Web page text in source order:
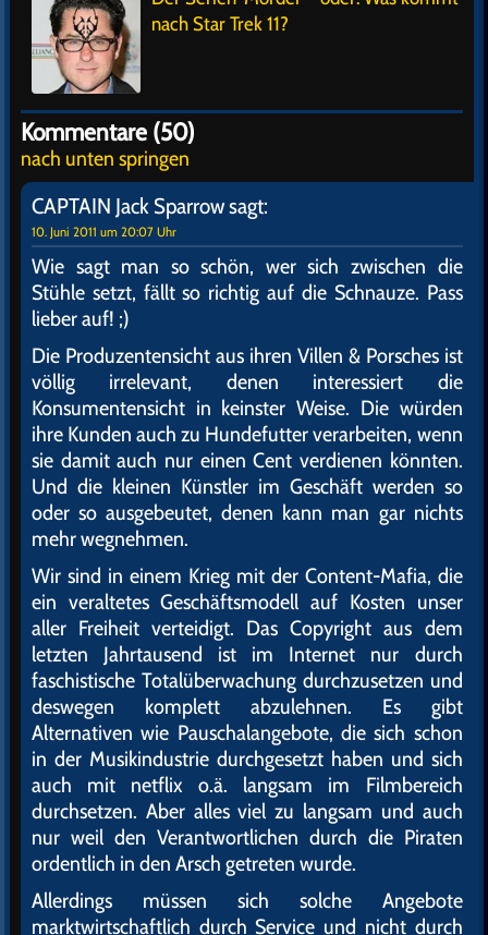
nach Star Trek 11?
Kommentare (50)
nach unten springen
CAPTAIN Jack Sparrowsagt:
10. Juni 2011 um 20:07 Uhr
Wie sagt man so schön, wer sich zwischen die
Stühle setzt, fällt so richtig auf die Schnauze. Pass
lieber auf! ;)
Die Produzentensicht aus ihren Villen & Porsches ist
völlig irrelevant, denen interessiert die
Konsumentensicht in keinster Weise. Die würden
ihre Kunden auch zu Hundefutter verarbeiten, wenn
sie damit auch nur einen Cent verdienen könnten.
Und die kleinen Künstler im Geschäft werden so
oder so ausgebeutet, denen kann man gar nichts
mehr wegnehmen.
Wir sind in einem Krieg mit der Content-Mafia, die
ein veraltetes Geschäftsmodell auf Kosten unser
aller Freiheit verteidigt. Das Copyright aus dem
letzten Jahrtausend ist im Internet nur durch
faschistische Totalüberwachung durchzusetzen und
deswegen komplett abzulehnen. Es gibt
Alternativen wie Pauschalangebote, die sich schon
in der Musikindustrie durchgesetzt haben und sich
auch mit netflix o.ä. langsam im Filmbereich
durchsetzen. Aber alles viel zu langsam und auch
nur weil den Verantwortlichen durch die Piraten
ordentlich in den Arsch getreten wurde.
Allerdings müssen sich solche Angebote
marktwirtschaftlich durch Service und nicht durch